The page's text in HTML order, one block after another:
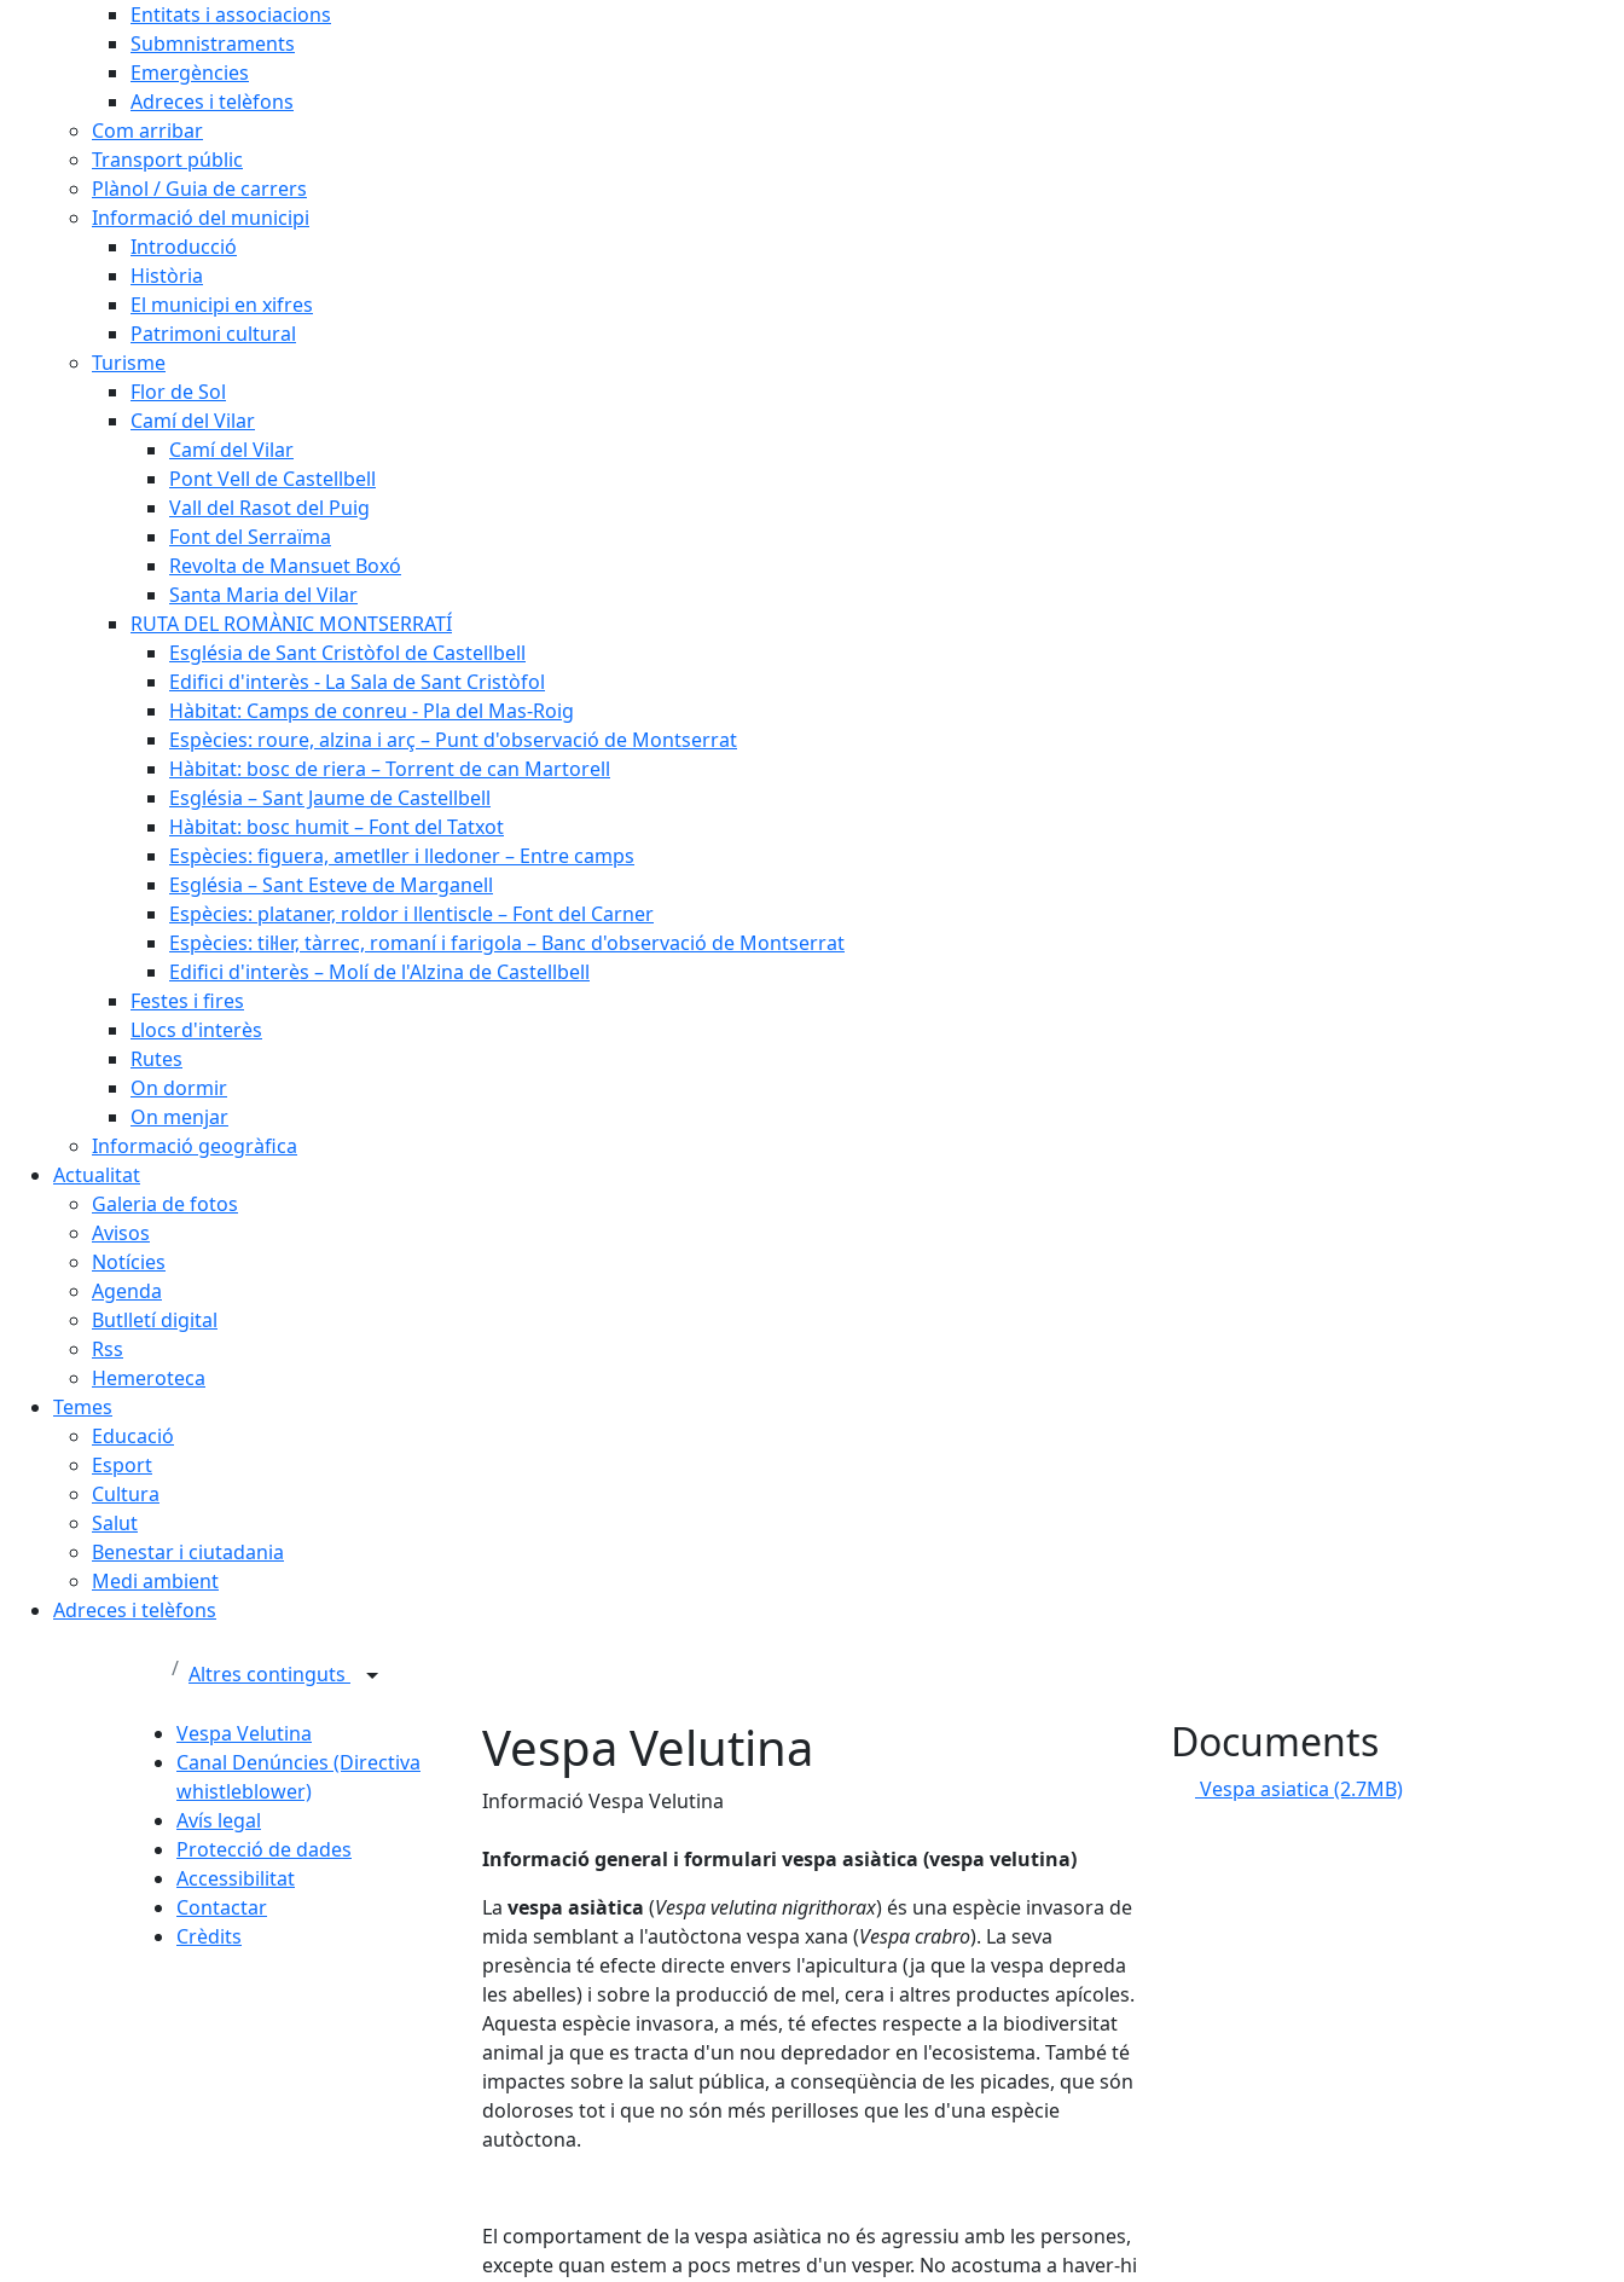
Entitats i associacions
Submnistraments
Emergències
Adreces i telèfons
Com arribar
Transport públic
Plànol / Guia de carrers
Informació del municipi
Introducció
Història
El municipi en xifres
Patrimoni cultural
Turisme
Flor de Sol
Camí del Vilar
Camí del Vilar
Pont Vell de Castellbell
Vall del Rasot del Puig
Font del Serraïma
Revolta de Mansuet Boxó
Santa Maria del Vilar
RUTA DEL ROMÀNIC MONTSERRATÍ
Església de Sant Cristòfol de Castellbell
Edifici d'interès - La Sala de Sant Cristòfol
Hàbitat: Camps de conreu - Pla del Mas-Roig
Espècies: roure, alzina i arç – Punt d'observació de Montserrat
Hàbitat: bosc de riera – Torrent de can Martorell
Església – Sant Jaume de Castellbell
Hàbitat: bosc humit – Font del Tatxot
Espècies: figuera, ametller i lledoner – Entre camps
Església – Sant Esteve de Marganell
Espècies: plataner, roldor i llentiscle – Font del Carner
Espècies: til·ler, tàrrec, romaní i farigola – Banc d'observació de Montserrat
Edifici d'interès – Molí de l'Alzina de Castellbell
Festes i fires
Llocs d'interès
Rutes
On dormir
On menjar
Informació geogràfica
Actualitat
Galeria de fotos
Avisos
Notícies
Agenda
Butlletí digital
Rss
Hemeroteca
Temes
Educació
Esport
Cultura
Salut
Benestar i ciutadania
Medi ambient
Adreces i telèfons
Altres continguts
Vespa Velutina
Canal Denúncies (Directiva
whistleblower)
Avís legal
Protecció de dades
Accessibilitat
Contactar
Crèdits
Vespa Velutina
Informació Vespa Velutina
Informació general i formulari vespa asiàtica (vespa velutina)
La vespa asiàtica (Vespa velutina nigrithorax) és una espècie invasora de
mida semblant a l'autòctona vespa xana (Vespa crabro). La seva
presència té efecte directe envers l'apicultura (ja que la vespa depreda
les abelles) i sobre la producció de mel, cera i altres productes apícoles.
Aquesta espècie invasora, a més, té efectes respecte a la biodiversitat
animal ja que es tracta d'un nou depredador en l'ecosistema. També té
impactes sobre la salut pública, a conseqüència de les picades, que són
doloroses tot i que no són més perilloses que les d'una espècie
autòctona.
El comportament de la vespa asiàtica no és agressiu amb les persones,
excepte quan estem a pocs metres d'un vesper. No acostuma a haver-hi
Documents
Vespa asiatica (2.7MB)